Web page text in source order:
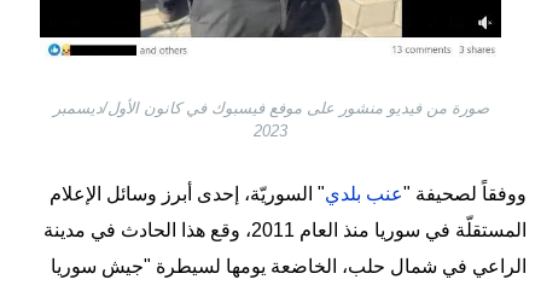
صورة من فيديو منشور على موفع فيسبوك في كانون الأول/ديسمبر
2023
ووفقاً لصحيفة "عنب بلدي" السوريّة، إحدى أبرز وسائل الإعلام
المستقلّة في سوريا منذ العام 2011، وقع هذا الحادث في مدينة
الراعي في شمال حلب، الخاضعة يومها لسيطرة "جيش سوريا